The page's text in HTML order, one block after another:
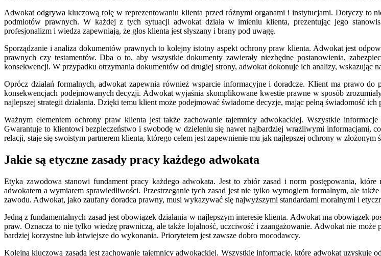
Adwokat odgrywa kluczową rolę w reprezentowaniu klienta przed różnymi organami i instytucjami. Dotyczy to
podmiotów prawnych. W każdej z tych sytuacji adwokat działa w imieniu klienta, prezentując jego
profesjonalizm i wiedza zapewniają, że głos klienta jest słyszany i brany pod uwagę.
Sporządzanie i analiza dokumentów prawnych to kolejny istotny aspekt ochrony praw klienta. Adwokat jest
prawnych czy testamentów. Dba o to, aby wszystkie dokumenty zawierały niezbędne postanowienia,
konsekwencji. W przypadku otrzymania dokumentów od drugiej strony, adwokat dokonuje ich analizy, wskazując
Oprócz działań formalnych, adwokat zapewnia również wsparcie informacyjne i doradcze. Klient ma prawo
konsekwencjach podejmowanych decyzji. Adwokat wyjaśnia skomplikowane kwestie prawne w sposób
najlepszej strategii działania. Dzięki temu klient może podejmować świadome decyzje, mając pełną świadomość
Ważnym elementem ochrony praw klienta jest także zachowanie tajemnicy adwokackiej. Wszystkie
Gwarantuje to klientowi bezpieczeństwo i swobodę w dzieleniu się nawet najbardziej wrażliwymi informacjami,
relacji, staje się swoistym partnerem klienta, którego celem jest zapewnienie mu jak najlepszej ochrony w złożonym
Jakie są etyczne zasady pracy każdego adwokata
Etyka zawodowa stanowi fundament pracy każdego adwokata. Jest to zbiór zasad i norm postępowania,
adwokatem a wymiarem sprawiedliwości. Przestrzeganie tych zasad jest nie tylko wymogiem formalnym, ale
zawodu. Adwokat, jako zaufany doradca prawny, musi wykazywać się najwyższymi standardami moralnymi i
Jedną z fundamentalnych zasad jest obowiązek działania w najlepszym interesie klienta. Adwokat ma obowiązek
praw. Oznacza to nie tylko wiedzę prawniczą, ale także lojalność, uczciwość i zaangażowanie. Adwokat nie może
bardziej korzystne lub łatwiejsze do wykonania. Priorytetem jest zawsze dobro mocodawcy.
Kolejną kluczową zasadą jest zachowanie tajemnicy adwokackiej. Wszystkie informacje, które adwokat uzyskuje